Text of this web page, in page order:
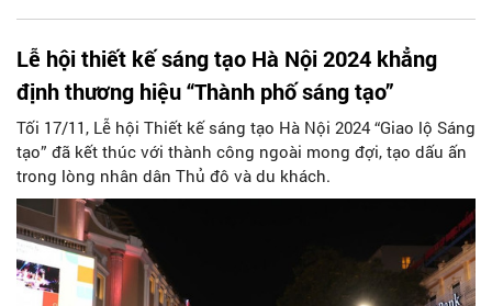
Lễ hội thiết kế sáng tạo Hà Nội 2024 khẳng
định thương hiệu “Thành phố sáng tạo”
Tối 17/11, Lễ hội Thiết kế sáng tạo Hà Nội 2024 “Giao lộ Sáng
tạo” đã kết thúc với thành công ngoài mong đợi, tạo dấu ấn
trong lòng nhân dân Thủ đô và du khách.